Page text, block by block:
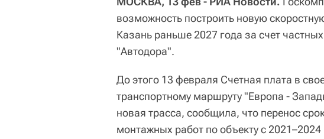
возможность построить новую
Казань раньше 2027 года за счет
"Автодора".
До этого 13 февраля Счетная плата в
транспортному маршруту "Европа -
новая трасса, сообщила, что перенос
монтажных работ по объекту с